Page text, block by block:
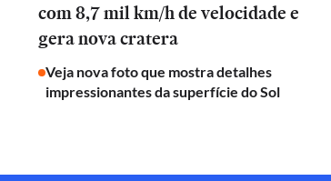
com 8,7 mil km/h de velocidade e
gera nova cratera
Veja nova foto que mostra detalhes
impressionantes da superfície do Sol